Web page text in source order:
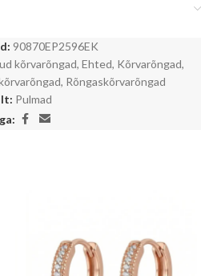
90870EP2596EK
kõrvarõngad, Ehted, Kõrvarõngad,
, Rõngaskõrvarõngad
Pulmad